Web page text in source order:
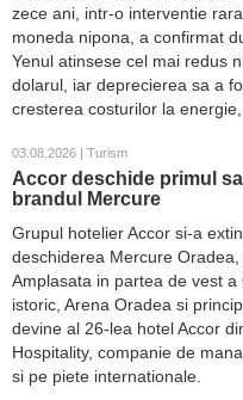
zece ani, intr-o interventie
moneda nipona, a confirmat
Yenul atinsese cel mai redus
dolarul, iar deprecierea sa a
cresterea costurilor la
03.08.2026 | Turism
Accor deschide primul
brandul Mercure
Grupul hotelier Accor si-a
deschiderea Mercure
Amplasata in partea de vest
istoric, Arena Oradea si
devine al 26-lea hotel Accor
Hospitality, companie de
si pe piete internationale.